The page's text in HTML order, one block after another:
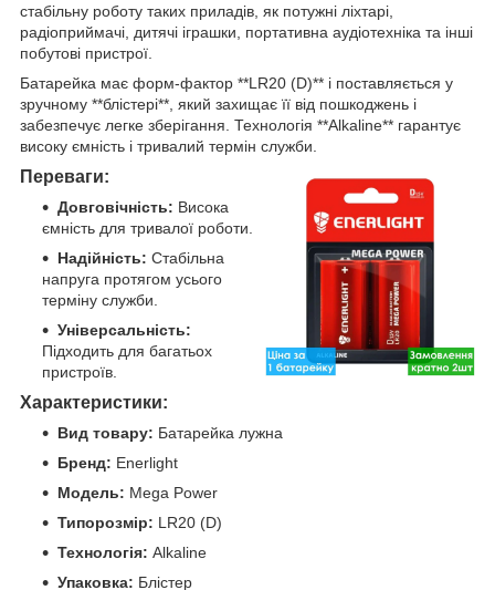
стабільну роботу таких приладів, як потужні ліхтарі,
радіоприймачі, дитячі іграшки, портативна аудіотехніка та інші
побутові пристрої.
Батарейка має форм-фактор **LR20 (D)** і поставляється у
зручному **блістері**, який захищає її від пошкоджень і
забезпечує легке зберігання. Технологія **Alkaline** гарантує
високу ємність і тривалий термін служби.
Переваги:
Довговічність: Висока
ємність для тривалої роботи.
Надійність: Стабільна
напруга протягом усього
терміну служби.
Універсальність:
Підходить для багатьох
пристроїв.
Характеристики:
Вид товару: Батарейка лужна
Бренд: Enerlight
Модель: Mega Power
Типорозмір: LR20 (D)
Технологія: Alkaline
Упаковка: Блістер